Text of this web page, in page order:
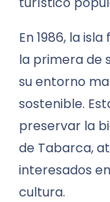
En 1986, la
la primera de
su entorno
sostenible.
preservar la
de Tabarca,
interesados
cultura.